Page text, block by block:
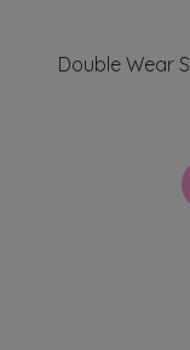
Double Wear